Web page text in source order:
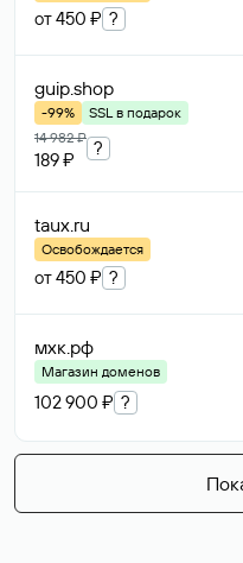
от 450 ₽ ?
guip.shop
-99%
SSL в подарок
14 982 ₽
189 ₽
?
taux.ru
Освобождается
от 450 ₽ ?
мхк.рф
Магазин доменов
102 900 ₽ ?